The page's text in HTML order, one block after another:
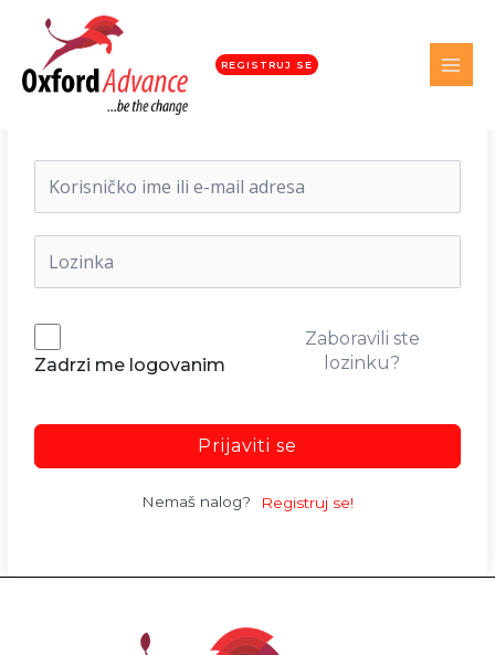
REGISTRUJ SE
Dobrodošli nazad!
Zadrzi me logovanim
Zaboravili ste
lozinku?
Prijaviti se
Nemaš nalog? Registruj se!